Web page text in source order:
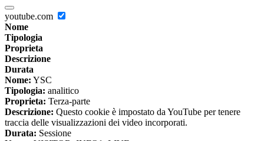
youtube.com
Nome
Tipologia
Proprieta
Descrizione
Durata
Nome: YSC
Tipologia: analitico
Proprieta: Terza-parte
Descrizione: Questo cookie è impostato da YouTube per tenere
traccia delle visualizzazioni dei video incorporati.
Durata: Sessione